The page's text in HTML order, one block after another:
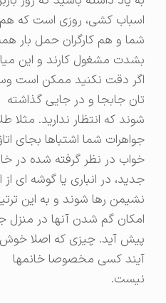
اسباب کشی، روزی است که هم
شما و هم کارگران حمل بار همه
بشدت مشغول کارند و این میان
اگر دقت نکنید ممکن است وسایل
تان جابجا و در جایی گذاشته
شوند که انتظار ندارید. مثلا طلا و
جواهرات شما اشتباها بجای اتاق
خواب در نظر گرفته شده در خانه
جدید، در انباری یا گوشه ای از اتاق
نشیمن رها شوند و به این ترتیب
امکان گم شدن آنها در منزل جدید
پیش آید. چیزی که اصلا خوش
آیند کسی مخصوصا خانمها
نیست.